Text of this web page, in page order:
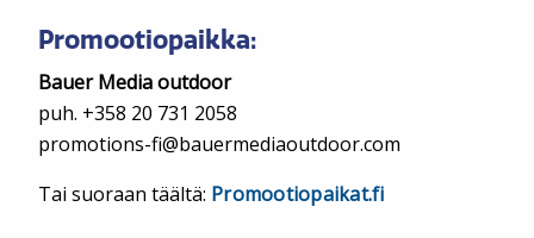
Promootiopaikka:
Bauer Media outdoor
puh. +358 20 731 2058
promotions-fi@bauermediaoutdoor.com
Tai suoraan täältä: Promootiopaikat.fi